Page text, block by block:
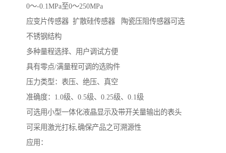
0～-0.1MPa至0～250MPa
应变片传感器 扩散硅传感器 陶瓷压阻传感器可选
不锈钢结构
多种量程选择、用户调试方便
具有零点/满量程可调的选购件
压力类型：表压、绝压、真空
准确度：1.0级、0.5级、0.25级、0.1级
可选用小型一体化液晶显示及带开关量输出的表头
可采用激光打标,确保产品之可溯源性
应用：